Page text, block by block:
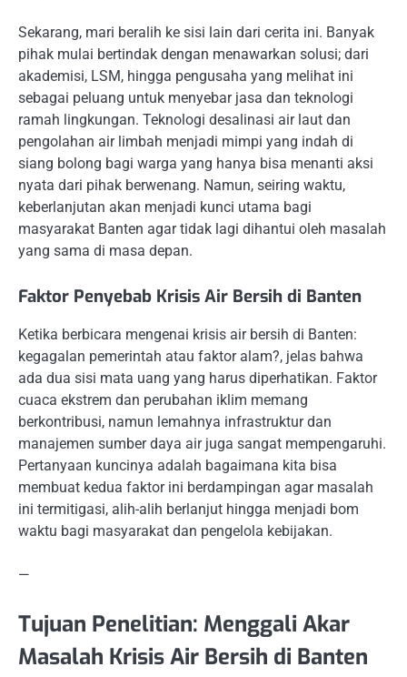
Sekarang, mari beralih ke sisi lain dari cerita ini. Banyak
pihak mulai bertindak dengan menawarkan solusi; dari
akademisi, LSM, hingga pengusaha yang melihat ini
sebagai peluang untuk menyebar jasa dan teknologi
ramah lingkungan. Teknologi desalinasi air laut dan
pengolahan air limbah menjadi mimpi yang indah di
siang bolong bagi warga yang hanya bisa menanti aksi
nyata dari pihak berwenang. Namun, seiring waktu,
keberlanjutan akan menjadi kunci utama bagi
masyarakat Banten agar tidak lagi dihantui oleh masalah
yang sama di masa depan.
Faktor Penyebab Krisis Air Bersih di Banten
Ketika berbicara mengenai krisis air bersih di Banten:
kegagalan pemerintah atau faktor alam?, jelas bahwa
ada dua sisi mata uang yang harus diperhatikan. Faktor
cuaca ekstrem dan perubahan iklim memang
berkontribusi, namun lemahnya infrastruktur dan
manajemen sumber daya air juga sangat mempengaruhi.
Pertanyaan kuncinya adalah bagaimana kita bisa
membuat kedua faktor ini berdampingan agar masalah
ini termitigasi, alih-alih berlanjut hingga menjadi bom
waktu bagi masyarakat dan pengelola kebijakan.
—
Tujuan Penelitian: Menggali Akar
Masalah Krisis Air Bersih di Banten